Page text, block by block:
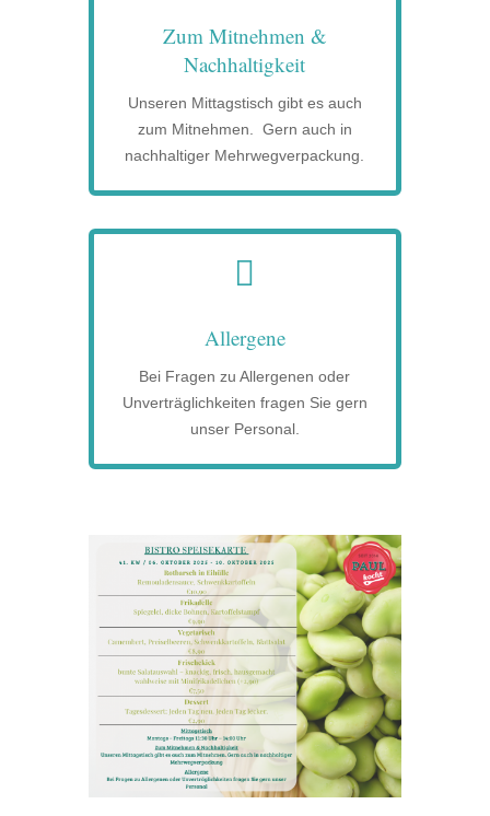
Zum Mitnehmen &
Nachhaltigkeit
Unseren Mittagstisch gibt es auch
zum Mitnehmen. Gern auch in
nachhaltiger Mehrwegverpackung.

Allergene
Bei Fragen zu Allergenen oder
Unverträglichkeiten fragen Sie gern
unser Personal.